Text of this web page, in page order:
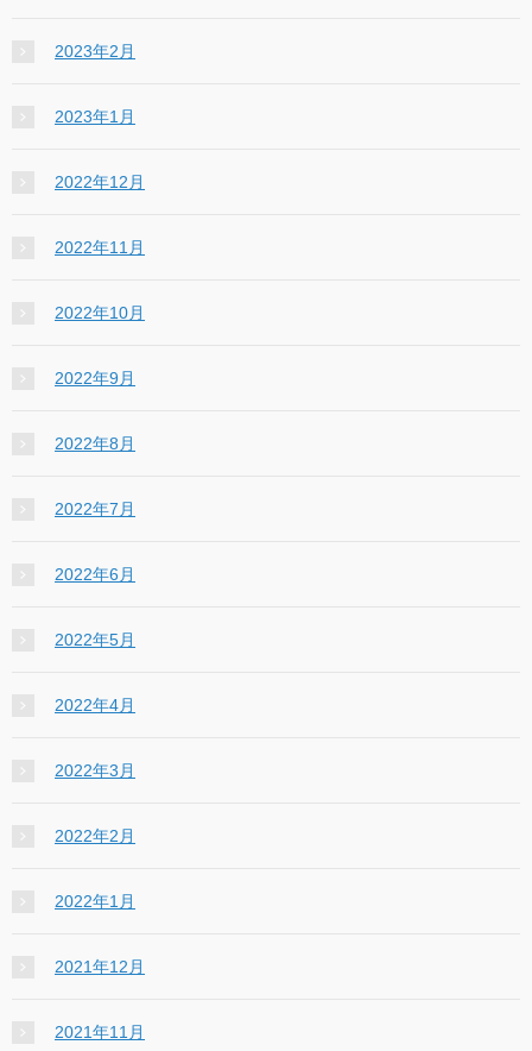
2023年2月
2023年1月
2022年12月
2022年11月
2022年10月
2022年9月
2022年8月
2022年7月
2022年6月
2022年5月
2022年4月
2022年3月
2022年2月
2022年1月
2021年12月
2021年11月